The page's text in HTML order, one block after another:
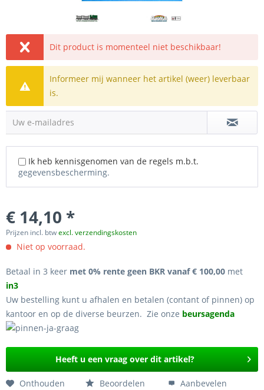
Dit product is momenteel niet beschikbaar!
Informeer mij wanneer het artikel (weer) leverbaar
is.
Uw e-mailadres
Ik heb kennisgenomen van de regels m.b.t.
gegevensbescherming.
€ 14,10 *
Prijzen incl. btwexcl. verzendingskosten
Niet op voorraad.
Betaal in 3 keer met 0% rente geen BKR vanaf € 100,00 met
in3
Uw bestelling kunt u afhalen en betalen (contant of pinnen) op
kantoor en op de diverse beurzen. Zie onze beursagenda
Heeft u een vraag over dit artikel?
Onthouden Beoordelen Aanbevelen